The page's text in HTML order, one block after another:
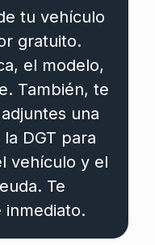
tu vehículo
gratuito.
el modelo,
También, te
una
DGT para
vehículo y el
Te
inmediato.